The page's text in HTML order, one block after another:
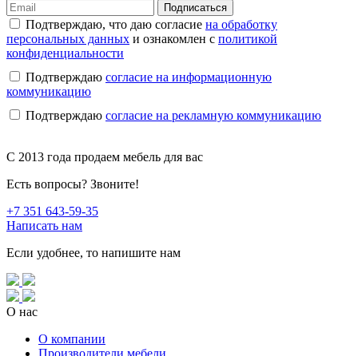
Подписаться
Подтверждаю, что даю согласие на обработку
персональных данных и ознакомлен с политикой
конфиденциальности
Подтверждаю согласие на информационную
коммуникацию
Подтверждаю согласие на рекламную коммуникацию
C 2013 года продаем мебель для вас
Есть вопросы? Звоните!
+7 351 643-59-35
Написать нам
Если удобнее, то напишите нам
О нас
О компании
Производители мебели